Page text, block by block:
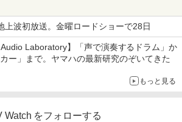
上波初放送。金曜ロードショーで28日
Audio Laboratory】「声で演奏するドラム」か
ー」まで。ヤマハの最新研究のぞいてきた
もっと見る
Watch をフォローする